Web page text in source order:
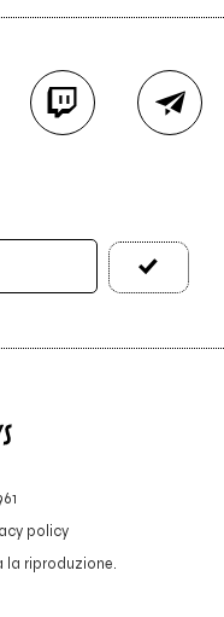
policy
la riproduzione.